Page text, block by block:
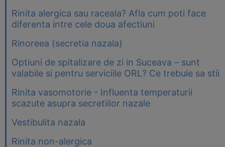
Rinita alergica sau raceala? Afla cum poti face
diferenta intre cele doua afectiuni
Rinoreea (secretia nazala)
Optiuni de spitalizare de zi in Suceava – sunt
valabile si pentru serviciile ORL? Ce trebuie sa stii
Rinita vasomotorie - Influenta temperaturii
scazute asupra secretiilor nazale
Vestibulita nazala
Rinita non-alergica